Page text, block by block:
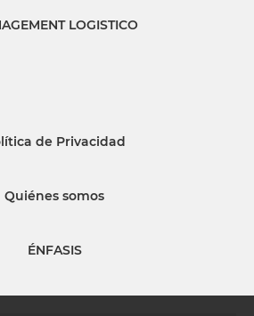
LOGISTICO
de Privacidad
Quiénes somos
ÉNFASIS